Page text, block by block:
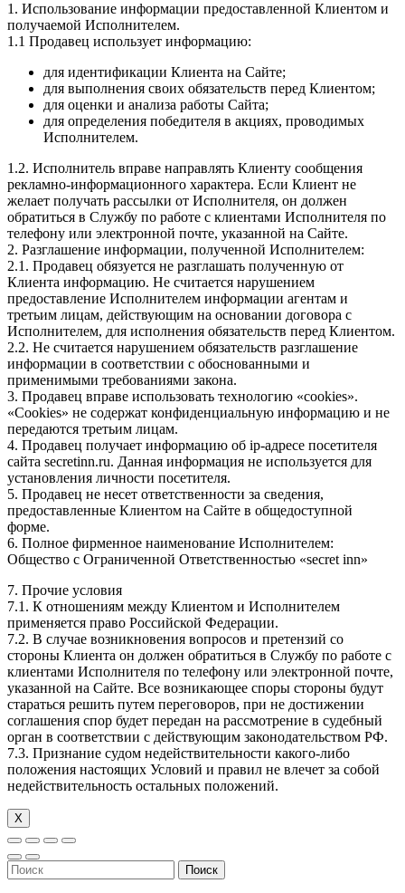
1. Использование информации предоставленной Клиентом и
получаемой Исполнителем.
1.1 Продавец использует информацию:
для идентификации Клиента на Сайте;
для выполнения своих обязательств перед Клиентом;
для оценки и анализа работы Сайта;
для определения победителя в акциях, проводимых
Исполнителем.
1.2. Исполнитель вправе направлять Клиенту сообщения
рекламно-информационного характера. Если Клиент не
желает получать рассылки от Исполнителя, он должен
обратиться в Службу по работе с клиентами Исполнителя по
телефону или электронной почте, указанной на Сайте.
2. Разглашение информации, полученной Исполнителем:
2.1. Продавец обязуется не разглашать полученную от
Клиента информацию. Не считается нарушением
предоставление Исполнителем информации агентам и
третьим лицам, действующим на основании договора с
Исполнителем, для исполнения обязательств перед Клиентом.
2.2. Не считается нарушением обязательств разглашение
информации в соответствии с обоснованными и
применимыми требованиями закона.
3. Продавец вправе использовать технологию «cookies».
«Cookies» не содержат конфиденциальную информацию и не
передаются третьим лицам.
4. Продавец получает информацию об ip-адресе посетителя
сайта secretinn.ru. Данная информация не используется для
установления личности посетителя.
5. Продавец не несет ответственности за сведения,
предоставленные Клиентом на Сайте в общедоступной
форме.
6. Полное фирменное наименование Исполнителем:
Общество с Ограниченной Ответственностью «secret inn»
7. Прочие условия
7.1. К отношениям между Клиентом и Исполнителем
применяется право Российской Федерации.
7.2. В случае возникновения вопросов и претензий со
стороны Клиента он должен обратиться в Службу по работе с
клиентами Исполнителя по телефону или электронной почте,
указанной на Сайте. Все возникающее споры стороны будут
стараться решить путем переговоров, при не достижении
соглашения спор будет передан на рассмотрение в судебный
орган в соответствии с действующим законодательством РФ.
7.3. Признание судом недействительности какого-либо
положения настоящих Условий и правил не влечет за собой
недействительность остальных положений.
Х
Поиск